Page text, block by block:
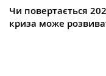
Чи повертається
криза може